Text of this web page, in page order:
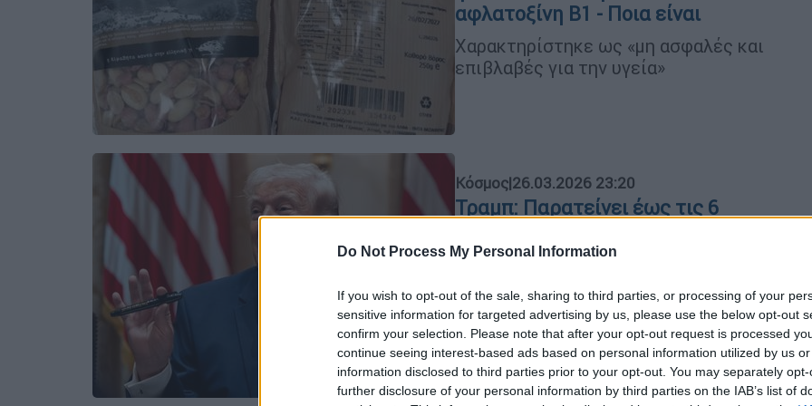
Do Not Process My Personal Information
If you wish to opt-out of the sale, sharing to third parties, or processing of your
sensitive information for targeted advertising by us, please use the below opt-out
confirm your selection. Please note that after your opt-out request is processed
continue seeing interest-based ads based on personal information utilized by us
information disclosed to third parties prior to your opt-out. You may separately
further disclosure of your personal information by third parties on the IAB’s list of
αφλατοξίνη Β1 - Ποια είναι
Χαρακτηρίστηκε ως «μη ασφαλές και
επιβλαβές για την υγεία»
Κόσμος|26.03.2026 23:20
Τραμπ: Παρατείνει έως τις 6
Ιράν - «Οι συνομιλίες πάνε καλά»
«Κατόπιν αιτήματος της ιρανικής
κυβέρνησης… αναστέλλω την
καταστροφή σταθμών παραγωγής
ενέργειας (στο Ιράν) για 10 ημέρες»